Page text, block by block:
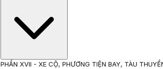
PHẦN XVII - XE CỘ, PHƯƠNG TIỆN BAY, TÀU